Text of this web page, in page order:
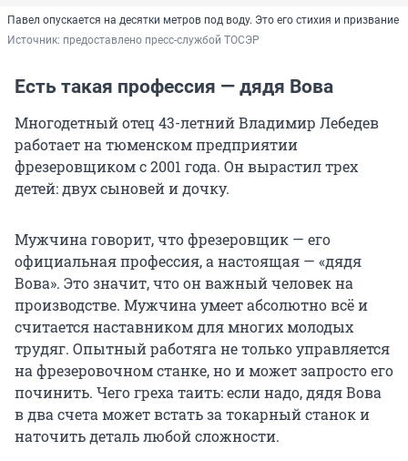
Павел опускается на десятки метров под воду. Это его стихия и призвание
Источник: предоставлено пресс-службой ТОСЭР
Есть такая профессия — дядя Вова
Многодетный отец 43-летний Владимир Лебедев
работает на тюменском предприятии
фрезеровщиком с 2001 года. Он вырастил трех
детей: двух сыновей и дочку.
Мужчина говорит, что фрезеровщик — его
официальная профессия, а настоящая — «дядя
Вова». Это значит, что он важный человек на
производстве. Мужчина умеет абсолютно всё и
считается наставником для многих молодых
трудяг. Опытный работяга не только управляется
на фрезеровочном станке, но и может запросто его
починить. Чего греха таить: если надо, дядя Вова
в два счета может встать за токарный станок и
наточить деталь любой сложности.